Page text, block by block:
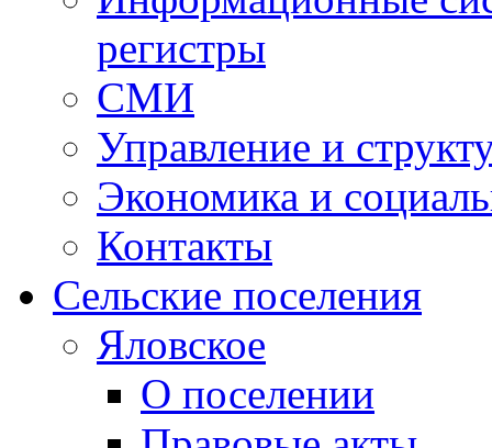
регистры
СМИ
Управление и
Экономика и
Контакты
Сельские поселения
Яловское
О поселении